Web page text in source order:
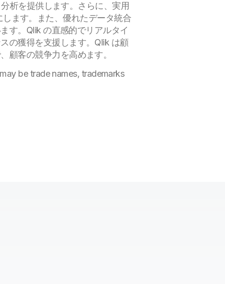
析を提供します。さらに、実用
ます。また、優れたデータ統合
す。Qlik の直感的でリアルタイ
の獲得を支援します。Qlik は顧
顧客の競争力を高めます。
be trade names, trademarks